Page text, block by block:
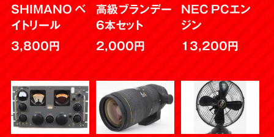
SHIMANO ベ
イトリール
3,800円
高級ブランデー
6本セット
2,000円
NEC PCエン
ジン
13,200円